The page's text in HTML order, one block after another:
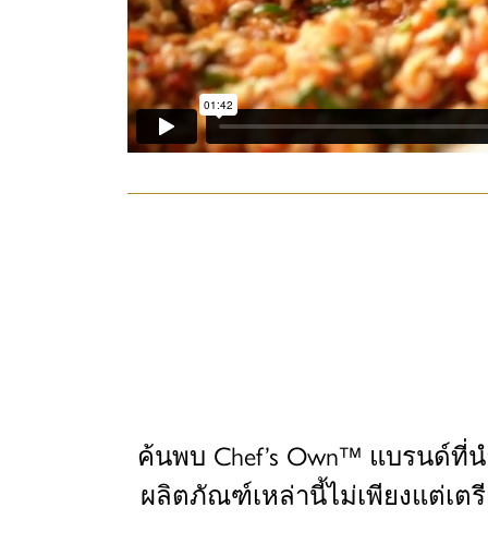
ค้นพบ Chef’s Own™ แบรนด์
ผลิตภัณฑ์เหล่านี้ไม่เพียงแต่เต